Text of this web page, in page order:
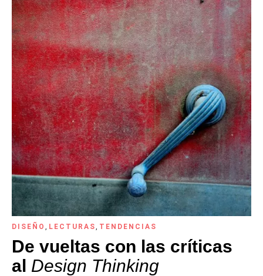
DISEÑO , LECTURAS, TENDENCIAS
De vueltas con las críticas
al Design Thinking